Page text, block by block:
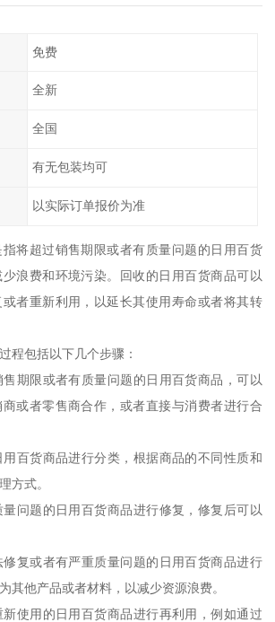
免费
全新
全国
有无包装均可
以实际订单报价为准
将超过销售期限或者有质量问题的日用百货
浪费和环境污染。回收的日用百货商品可以
者重新利用，以延长其使用寿命或者将其转
程包括以下几个步骤：
期限或者有质量问题的日用百货商品，可以
或者零售商合作，或者直接与消费者进行合
百货商品进行分类，根据商品的不同性质和
方式。
问题的日用百货商品进行修复，修复后可以
复或者有严重质量问题的日用百货商品进行
其他产品或者材料，以减少资源浪费。
使用的日用百货商品进行再利用，例如通过